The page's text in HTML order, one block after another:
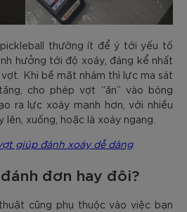
thường ít để ý tới yếu tố
hưởng tới độ xoáy, đáng kể nhất
Khi bề mặt nhám thì lực ma sát
cho phép vợt “ăn” vào bóng
ra lực xoáy mạnh hơn, với nhiều
lên, xuống, hoặc là xoáy ngang.
giúp đánh xoáy dễ dàng
đơn hay đôi?
cũng phụ thuộc vào việc bạn